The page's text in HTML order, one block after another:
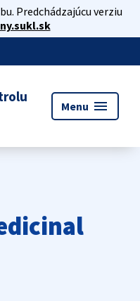
Predchádzajúcu verziu
Menu menu